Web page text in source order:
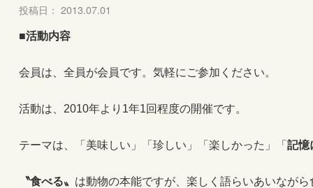
投稿日： 2013.07.01
■活動内容
会員は、全員が会員です。気軽にご参加ください。
活動は、2010年より1年1回程度の開催です。
テーマは、「美味しい」「珍しい」「楽しかった」「 記憶
〝食べる〟 は動物の本能ですが、楽しく語らいあいなが